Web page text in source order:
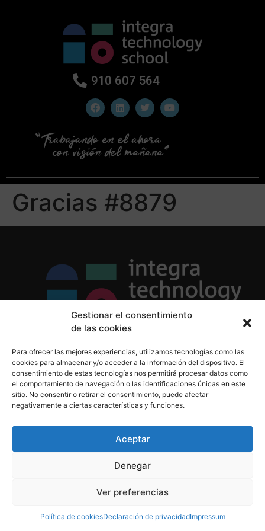
Gestionar el consentimiento
de las cookies
Para ofrecer las mejores experiencias, utilizamos tecnologías como las
cookies para almacenar y/o acceder a la información del dispositivo. El
consentimiento de estas tecnologías nos permitirá procesar datos como
el comportamiento de navegación o las identificaciones únicas en este
sitio. No consentir o retirar el consentimiento, puede afectar
negativamente a ciertas características y funciones.
Aceptar
Denegar
Ver preferencias
Política de cookiesDeclaración de privacidadImpressum
910 607 564
Gracias #8879
Política de Cookies
Aviso Legal
910 607 564
derechos reservados